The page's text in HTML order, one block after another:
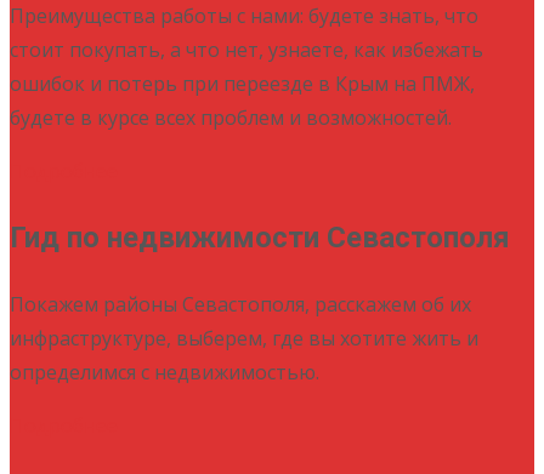
Преимущества работы с нами: будете знать, что
стоит покупать, а что нет, узнаете, как избежать
ошибок и потерь при переезде в Крым на ПМЖ,
будете в курсе всех проблем и возможностей.
Гид по недвижимости Севастополя
Покажем районы Севастополя, расскажем об их
инфраструктуре, выберем, где вы хотите жить и
определимся с недвижимостью.